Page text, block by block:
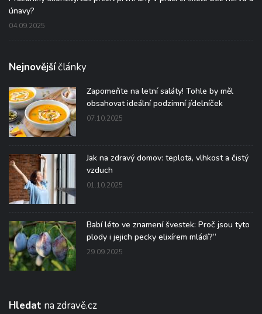
únavy?
04.09.2025
Nejnovějšíčlánky
Zapomeňte na letní saláty! Tohle by měl
obsahovat ideální podzimní jídelníček
07.10.2025
Jak na zdravý domov: teplota, vlhkost a čistý
vzduch
01.10.2025
Babí léto ve znamení švestek: Proč jsou tyto
plody i jejich pecky elixírem mládí?“
29.09.2025
Hledat na zdravě.cz